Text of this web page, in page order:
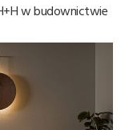
w budownictwie